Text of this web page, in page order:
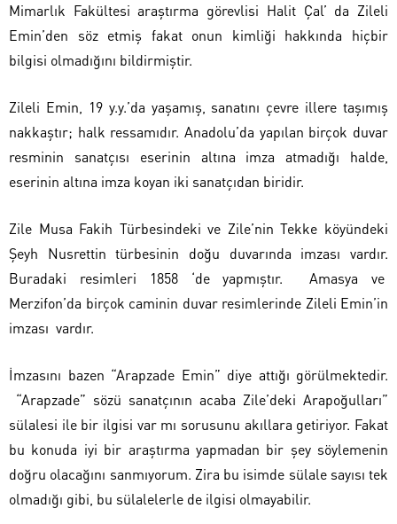
Mimarlık Fakültesi araştırma görevlisi Halit Çal’ da Zileli
Emin’den söz etmiş fakat onun kimliği hakkında hiçbir
bilgisi olmadığını bildirmiştir.
Zileli Emin, 19 y.y.’da yaşamış, sanatını çevre illere taşımış
nakkaştır; halk ressamıdır. Anadolu’da yapılan birçok duvar
resminin sanatçısı eserinin altına imza atmadığı halde,
eserinin altına imza koyan iki sanatçıdan biridir.
Zile Musa Fakih Türbesindeki ve Zile’nin Tekke köyündeki
Şeyh Nusrettin türbesinin doğu duvarında imzası vardır.
Buradaki resimleri 1858 ‘de yapmıştır. Amasya ve
Merzifon’da birçok caminin duvar resimlerinde Zileli Emin’in
imzası vardır.
İmzasını bazen “Arapzade Emin” diye attığı görülmektedir.
“Arapzade” sözü sanatçının acaba Zile’deki Arapoğulları”
sülalesi ile bir ilgisi var mı sorusunu akıllara getiriyor. Fakat
bu konuda iyi bir araştırma yapmadan bir şey söylemenin
doğru olacağını sanmıyorum. Zira bu isimde sülale sayısı tek
olmadığı gibi, bu sülalelerle de ilgisi olmayabilir.